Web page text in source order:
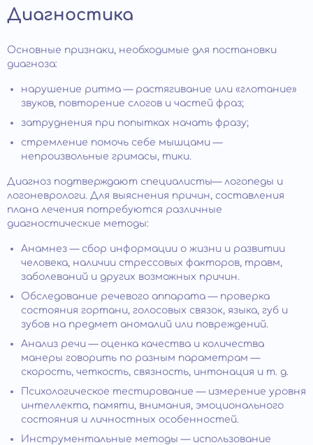
Диагностика
Основные признаки, необходимые для постановки
диагноза:
нарушение ритма — растягивание или «глотание»
звуков, повторение слогов и частей фраз;
затруднения при попытках начать фразу;
стремление помочь себе мышцами —
непроизвольные гримасы, тики.
Диагноз подтверждают специалисты— логопеды и
логоневрологи. Для выяснения причин, составления
плана лечения потребуются различные
диагностические методы:
Анамнез — сбор информации о жизни и развитии
человека, наличии стрессовых факторов, травм,
заболеваний и других возможных причин.
Обследование речевого аппарата — проверка
состояния гортани, голосовых связок, языка, губ и
зубов на предмет аномалий или повреждений.
Анализ речи — оценка качества и количества
манеры говорить по разным параметрам —
скорость, четкость, связность, интонация и т. д.
Психологическое тестирование — измерение уровня
интеллекта, памяти, внимания, эмоционального
состояния и личностных особенностей.
Инструментальные методы — использование